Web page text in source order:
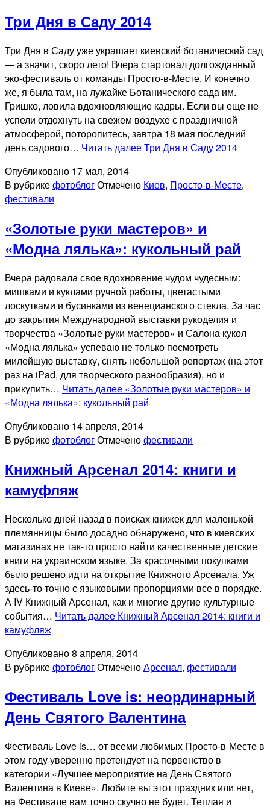
Три Дня в Саду 2014
Три Дня в Саду уже украшает киевский ботанический сад
— а значит, скоро лето! Вчера стартовал долгожданный
эко-фестиваль от команды Просто-в-Месте. И конечно
же, я была там, на лужайке Ботанического сада им.
Гришко, ловила вдохновляющие кадры. Если вы еще не
успели отдохнуть на свежем воздухе с праздничной
атмосферой, поторопитесь, завтра 18 мая последний
день садового… Читать далееТри Дня в Саду 2014
Опубликовано 17 мая, 2014
В рубрикефотоблогОтмечено Киев, Просто-в-Месте,
фестивали
«Золотые руки мастеров» и
«Модна лялька»: кукольный рай
Вчера радовала свое вдохновение чудом чудесным:
мишками и куклами ручной работы, цветастыми
лоскутками и бусинками из венецианского стекла. За час
до закрытия Международной выставки рукоделия и
творчества «Золотые руки мастеров» и Салона кукол
«Модна лялька» успеваю не только посмотреть
милейшую выставку, снять небольшой репортаж (на этот
раз на iPad, для творческого разнообразия), но и
прикупить… Читать далее «Золотые руки мастеров» и
«Модна лялька»: кукольный рай
Опубликовано 14 апреля, 2014
В рубрикефотоблогОтмеченофестивали
Книжный Арсенал 2014: книги и
камуфляж
Несколько дней назад в поисках книжек для маленькой
племянницы было досадно обнаружено, что в киевских
магазинах не так-то просто найти качественные детские
книги на украинском языке. За красочными покупками
было решено идти на открытие Книжного Арсенала. Уж
здесь-то точно с языковыми пропорциями все в порядке.
А IV Книжный Арсенал, как и многие другие культурные
события… Читать далее Книжный Арсенал 2014: книги и
камуфляж
Опубликовано8 апреля, 2014
В рубрикефотоблогОтмеченоАрсенал, фестивали
Фестиваль Love is: неординарный
День Святого Валентина
Фестиваль Love is… от всеми любимых Просто-в-Месте в
этом году уверенно претендует на первенство в
категории «Лучшее мероприятие на День Святого
Валентина в Киеве». Любите вы этот праздник или нет,
на Фестивале вам точно скучно не будет. Теплая и